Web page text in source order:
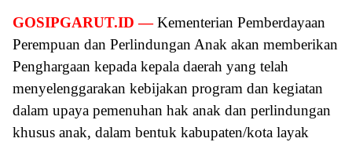
GOSIPGARUT.ID —Kementerian Pemberdayaan
Perempuan dan Perlindungan Anak akan memberikan
Penghargaan kepada kepala daerah yang telah
menyelenggarakan kebijakan program dan kegiatan
dalam upaya pemenuhan hak anak dan perlindungan
khusus anak, dalam bentuk kabupaten/kota layak